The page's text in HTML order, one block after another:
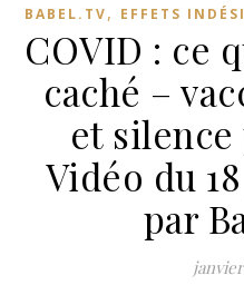
BABEL.TV, EFFETS
COVID : ce
caché –
et
Vidéo du
par